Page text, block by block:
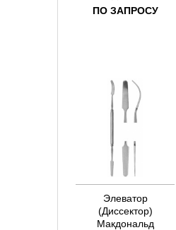
ПО ЗАПРОСУ
Элеватор
(Диссектор)
Макдональд